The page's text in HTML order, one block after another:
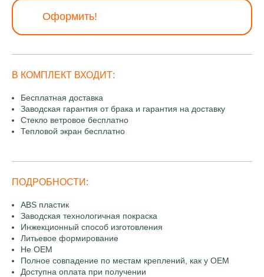
Оформить!
В КОМПЛЕКТ ВХОДИТ:
Бесплатная доставка
Заводская гарантия от брака и гарантия на доставку
Стекло ветровое бесплатно
Тепловой экран бесплатно
ПОДРОБНОСТИ:
ABS пластик
Заводская технологичная покраска
Инжекционный способ изготовления
Литьевое формирование
Не OEM
Полное совпадение по местам креплений, как у OEM
Доступна оплата при получении